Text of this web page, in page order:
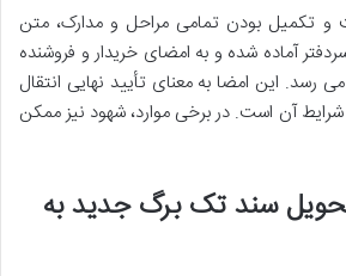
تکمیل بودن تمامی مراحل و مدارک، متن
آماده شده و به امضای خریدار و فروشنده
رسد. این امضا به معنای تأیید نهایی انتقال
آن است. در برخی موارد، شهود نیز ممکن
سند تک برگ جدید به